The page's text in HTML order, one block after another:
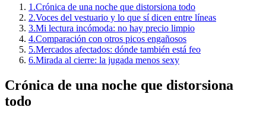
1.Crónica de una noche que distorsiona todo
2.Voces del vestuario y lo que sí dicen entre líneas
3.Mi lectura incómoda: no hay precio limpio
4.Comparación con otros picos engañosos
5.Mercados afectados: dónde también está feo
6.Mirada al cierre: la jugada menos sexy
Crónica de una noche que distorsiona
todo